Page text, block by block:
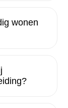
wonen